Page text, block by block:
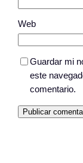
Web
Guardar mi
este
comentario.